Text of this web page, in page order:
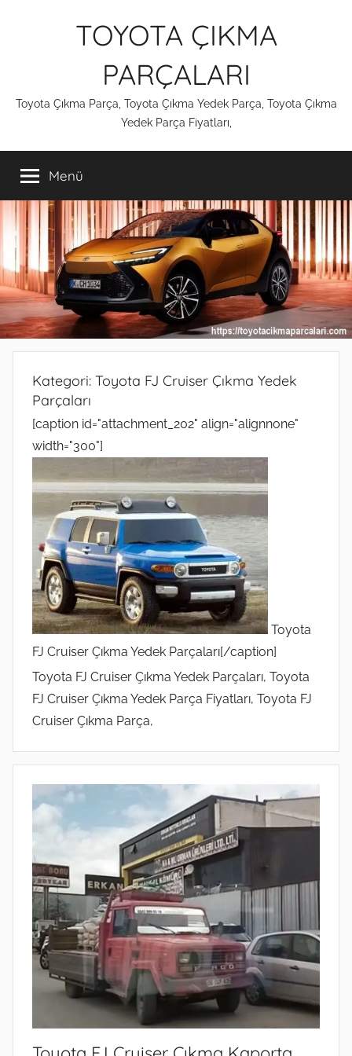
TOYOTA ÇIKMA
PARÇALARI
Toyota Çıkma Parça, Toyota Çıkma Yedek Parça, Toyota Çıkma
Yedek Parça Fiyatları,
Menü
Kategori: Toyota FJ Cruiser Çıkma Yedek
Parçaları
[caption id="attachment_202" align="alignnone"
width="300"]
Toyota
FJ Cruiser Çıkma Yedek Parçaları[/caption]
Toyota FJ Cruiser Çıkma Yedek Parçaları, Toyota
FJ Cruiser Çıkma Yedek Parça Fiyatları, Toyota FJ
Cruiser Çıkma Parça,